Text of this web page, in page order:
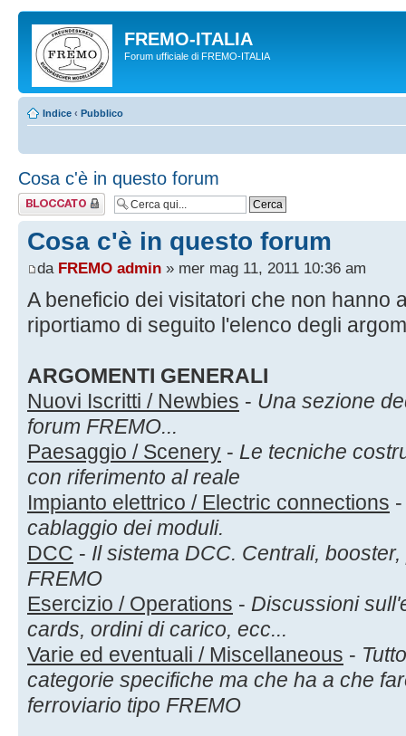
FREMO-ITALIA
Forum ufficiale di FREMO-ITALIA
Indice ‹ Pubblico
Cosa c'è in questo forum
Argomento
bloccato
Cosa c'è in questo forum
da FREMO admin » mer mag 11, 2011 10:36 am
A beneficio dei visitatori che non hanno
riportiamo di seguito l'elenco degli
ARGOMENTI GENERALI
Nuovi Iscritti / Newbies - Una sezione
forum FREMO...
Paesaggio / Scenery - Le tecniche
con riferimento al reale
Impianto elettrico / Electric connections
cablaggio dei moduli.
DCC - Il sistema DCC. Centrali,
FREMO
Esercizio / Operations - Discussioni
cards, ordini di carico, ecc...
Varie ed eventuali / Miscellaneous -
categorie specifiche ma che ha a che
ferroviario tipo FREMO